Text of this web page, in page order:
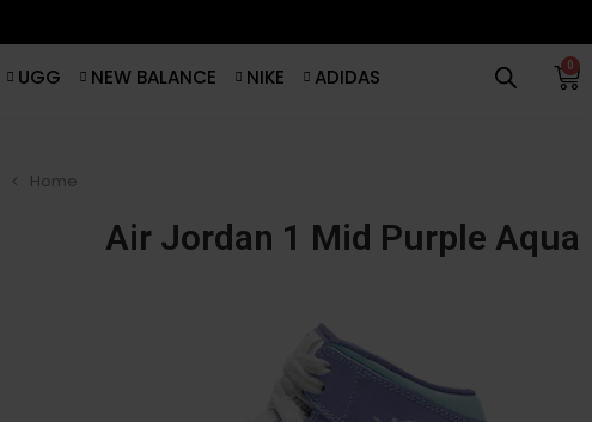
0
ADIDAS
NIKE
NEW BALANCE
UGG
Home
Air Jordan 1 Mid Purple Aqua